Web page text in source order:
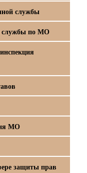
службы
службы по МО
МО
защиты прав